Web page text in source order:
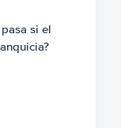
si el